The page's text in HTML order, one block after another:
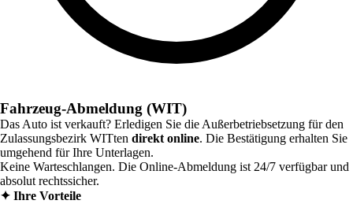
Fahrzeug-Abmeldung (WIT)
Das Auto ist verkauft? Erledigen Sie die Außerbetriebsetzung für den
Zulassungsbezirk WITten direkt online. Die Bestätigung erhalten Sie
umgehend für Ihre Unterlagen.
Keine Warteschlangen. Die Online-Abmeldung ist 24/7 verfügbar und
absolut rechtssicher.
✦ Ihre Vorteile